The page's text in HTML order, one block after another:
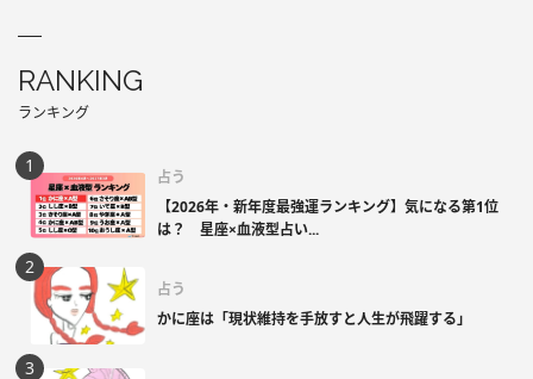
RANKING
ランキング
占う
【2026年・新年度最強運ランキング】気になる第1位
は？ 星座×血液型占い...
占う
かに座は「現状維持を手放すと人生が飛躍する」